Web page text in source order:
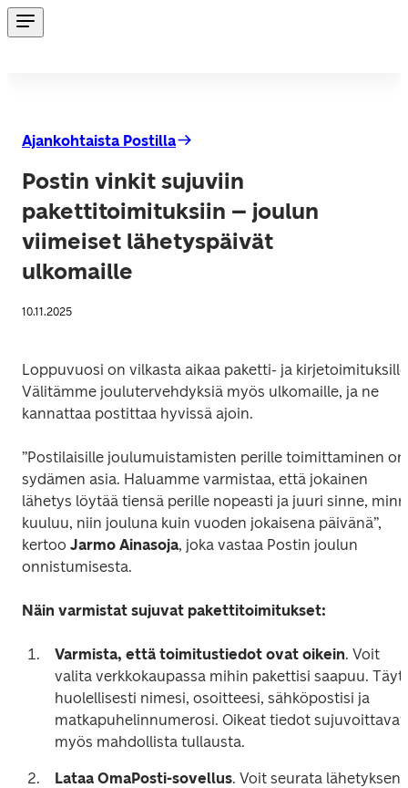
Ajankohtaista Postilla
Postin vinkit sujuviin
pakettitoimituksiin – joulun
viimeiset lähetyspäivät
ulkomaille
10.11.2025
Loppuvuosi on vilkasta aikaa paketti- ja
Välitämme joulutervehdyksiä myös ulkomaille, ja ne
kannattaa postittaa hyvissä ajoin.
”Postilaisille joulumuistamisten perille toimittaminen on
sydämen asia. Haluamme varmistaa, että jokainen
lähetys löytää tiensä perille nopeasti ja juuri sinne,
kuuluu, niin jouluna kuin vuoden jokaisena päivänä”,
kertoo Jarmo Ainasoja, joka vastaa Postin joulun
onnistumisesta.
Näin varmistat sujuvat pakettitoimitukset:
Varmista, että toimitustiedot ovat oikein. Voit
valita verkkokaupassa mihin pakettisi saapuu.
huolellisesti nimesi, osoitteesi, sähköpostisi ja
matkapuhelinnumerosi. Oikeat tiedot sujuvoittavat
myös mahdollista tullausta.
Lataa OmaPosti-sovellus. Voit seurata lähetyksen